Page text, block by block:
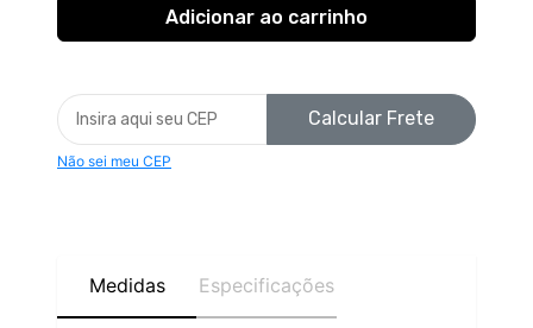
Calcular Frete
Não sei meu CEP
Medidas Especificações